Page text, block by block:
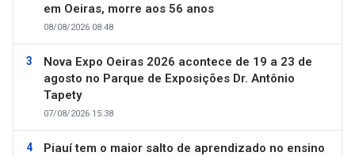
em Oeiras, morre aos 56 anos
08/08/2026 08:48
Nova Expo Oeiras 2026 acontece de 19 a 23 de
agosto no Parque de Exposições Dr. Antônio
Tapety
07/08/2026 15:38
Piauí tem o maior salto de aprendizado no ensino